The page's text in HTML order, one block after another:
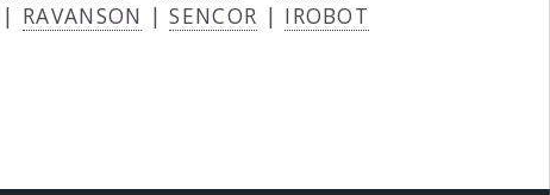
| RAVANSON |SENCOR | IROBOT